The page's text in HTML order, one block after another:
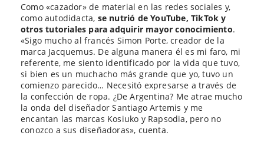
Como «cazador» de material en las redes sociales y,
como autodidacta, se nutrió de YouTube, TikTok y
otros tutoriales para adquirir mayor conocimiento.
«Sigo mucho al francés Simon Porte, creador de la
marca Jacquemus. De alguna manera él es mi faro, mi
referente, me siento identificado por la vida que tuvo,
si bien es un muchacho más grande que yo, tuvo un
comienzo parecido… Necesitó expresarse a través de
la confección de ropa. ¿De Argentina? Me atrae mucho
la onda del diseñador Santiago Artemis y me
encantan las marcas Kosiuko y Rapsodia, pero no
conozco a sus diseñadoras», cuenta.